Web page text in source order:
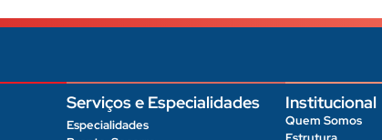
Serviços e Especialidades
Especialidades
Institucional
Quem Somos